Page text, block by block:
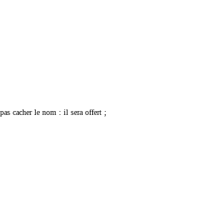
cacher le nom : il sera offert ;